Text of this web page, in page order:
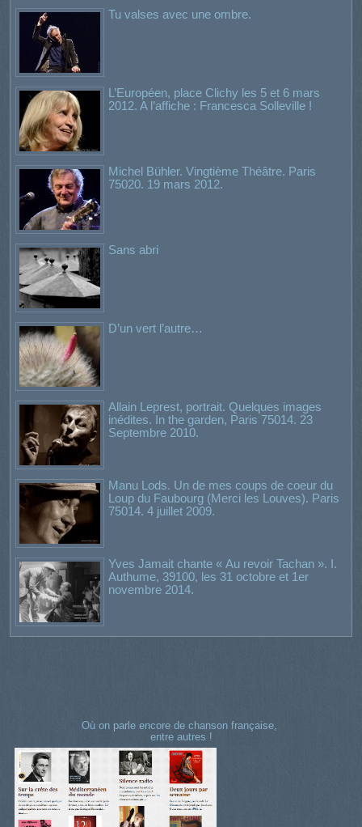
Tu valses avec une ombre.
L’Européen, place Clichy les 5 et 6 mars
2012. A l’affiche : Francesca Solleville !
Michel Bühler. Vingtième Théâtre. Paris
75020. 19 mars 2012.
Sans abri
D’un vert l’autre…
Allain Leprest, portrait. Quelques images
inédites. In the garden, Paris 75014. 23
Septembre 2010.
Manu Lods. Un de mes coups de coeur du
Loup du Faubourg (Merci les Louves). Paris
75014. 4 juillet 2009.
Yves Jamait chante « Au revoir Tachan ». I.
Authume, 39100, les 31 octobre et 1er
novembre 2014.
Où on parle encore de chanson française,
entre autres !